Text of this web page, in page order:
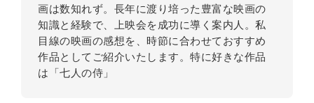
画は数知れず。長年に渡り培った豊富な映画の
知識と経験で、上映会を成功に導く案内人。私
目線の映画の感想を、時節に合わせておすすめ
作品としてご紹介いたします。特に好きな作品
は「七人の侍」